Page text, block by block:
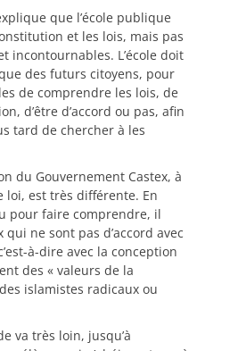
que l’école publique
et les lois, mais pas
incontournables. L’école doit
des futurs citoyens, pour
de comprendre les lois, de
d’être d’accord ou pas, afin
tard de chercher à les
Gouvernement Castex, à
loi, est très différente. En
pour faire comprendre, il
ne sont pas d’accord avec
à-dire avec la conception
des « valeurs de la
islamistes radicaux ou
très loin, jusqu’à